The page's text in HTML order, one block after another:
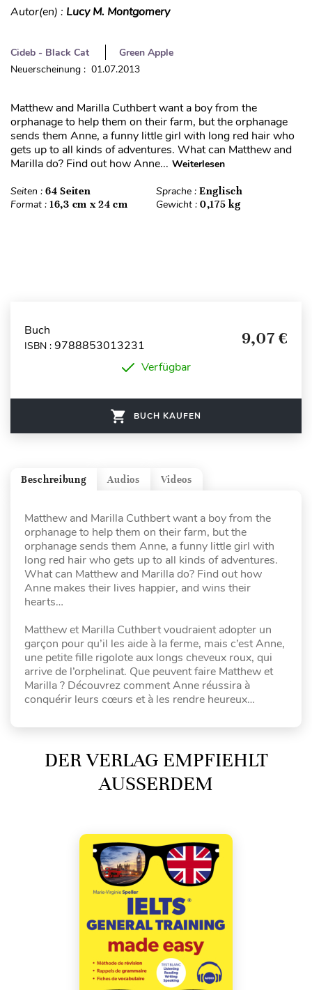
Autor(en) : Lucy M. Montgomery
Cideb - Black Cat
Green Apple
Neuerscheinung : 01.07.2013
Matthew and Marilla Cuthbert want a boy from the
orphanage to help them on their farm, but the orphanage
sends them Anne, a funny little girl with long red hair who
gets up to all kinds of adventures. What can Matthew and
Marilla do? Find out how Anne... Weiterlesen
Seiten : 64 Seiten Sprache : Englisch
Format : 16,3 cm x 24 cm Gewicht : 0,175 kg
Buch
ISBN : 9788853013231 9,07 €
Verfügbar
BUCH KAUFEN
Videos
Audios
Beschreibung
Matthew and Marilla Cuthbert want a boy from the
orphanage to help them on their farm, but the
orphanage sends them Anne, a funny little girl with
long red hair who gets up to all kinds of adventures.
What can Matthew and Marilla do? Find out how
Anne makes their lives happier, and wins their
hearts…
Matthew et Marilla Cuthbert voudraient adopter un
garçon pour qu’il les aide à la ferme, mais c’est Anne,
une petite fille rigolote aux longs cheveux roux, qui
arrive de l’orphelinat. Que peuvent faire Matthew et
Marilla ? Découvrez comment Anne réussira à
conquérir leurs cœurs et à les rendre heureux…
DER VERLAG EMPFIEHLT
AUSSERDEM